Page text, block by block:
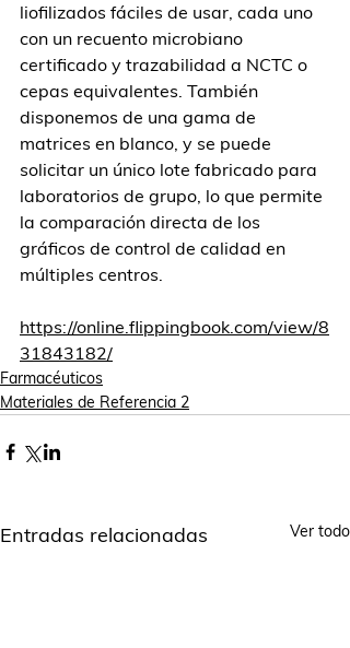
liofilizados fáciles de usar, cada uno
con un recuento microbiano
certificado y trazabilidad a NCTC o
cepas equivalentes. También
disponemos de una gama de
matrices en blanco, y se puede
solicitar un único lote fabricado para
laboratorios de grupo, lo que permite
la comparación directa de los
gráficos de control de calidad en
múltiples centros.
https://online.flippingbook.com/view/8
31843182/
Farmacéuticos
Materiales de Referencia 2
Entradas relacionadas Ver todo